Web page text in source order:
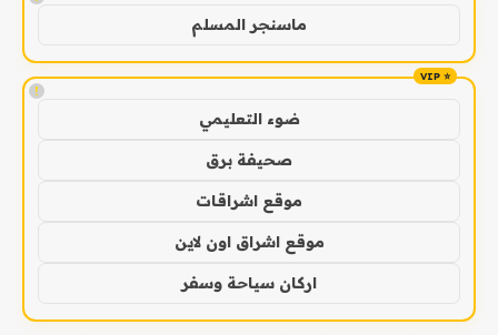
ماسنجر المسلم
!
ضوء التعليمي
صحيفة برق
موقع اشراقات
موقع اشراق اون لاين
اركان سياحة وسفر